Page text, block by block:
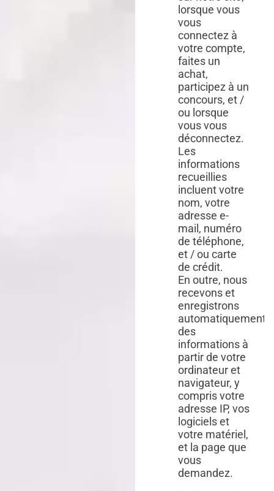
lorsque vous
vous
connectez à
votre compte,
faites un
achat,
participez à un
concours, et /
ou lorsque
vous vous
déconnectez.
Les
informations
recueillies
incluent votre
nom, votre
adresse e-
mail, numéro
de téléphone,
et / ou carte
de crédit.
En outre, nous
recevons et
enregistrons
automatiquement
des
informations à
partir de votre
ordinateur et
navigateur, y
compris votre
adresse IP, vos
logiciels et
votre matériel,
et la page que
vous
demandez.